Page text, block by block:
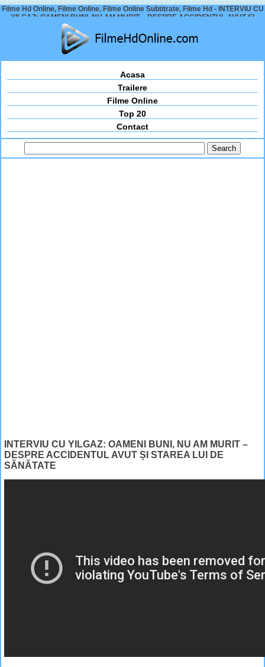
Filme Hd Online, Filme Online, Filme Online Subtitrate, Filme Hd - INTERVIU CU
YILGAZ: OAMENI BUNI, NU AM MURIT – DESPRE ACCIDENTUL AVUT ȘI
Acasa
Trailere
Filme Online
Top 20
Contact
INTERVIU CU YILGAZ: OAMENI BUNI, NU AM MURIT –
DESPRE ACCIDENTUL AVUT ȘI STAREA LUI DE
SĂNĂTATE